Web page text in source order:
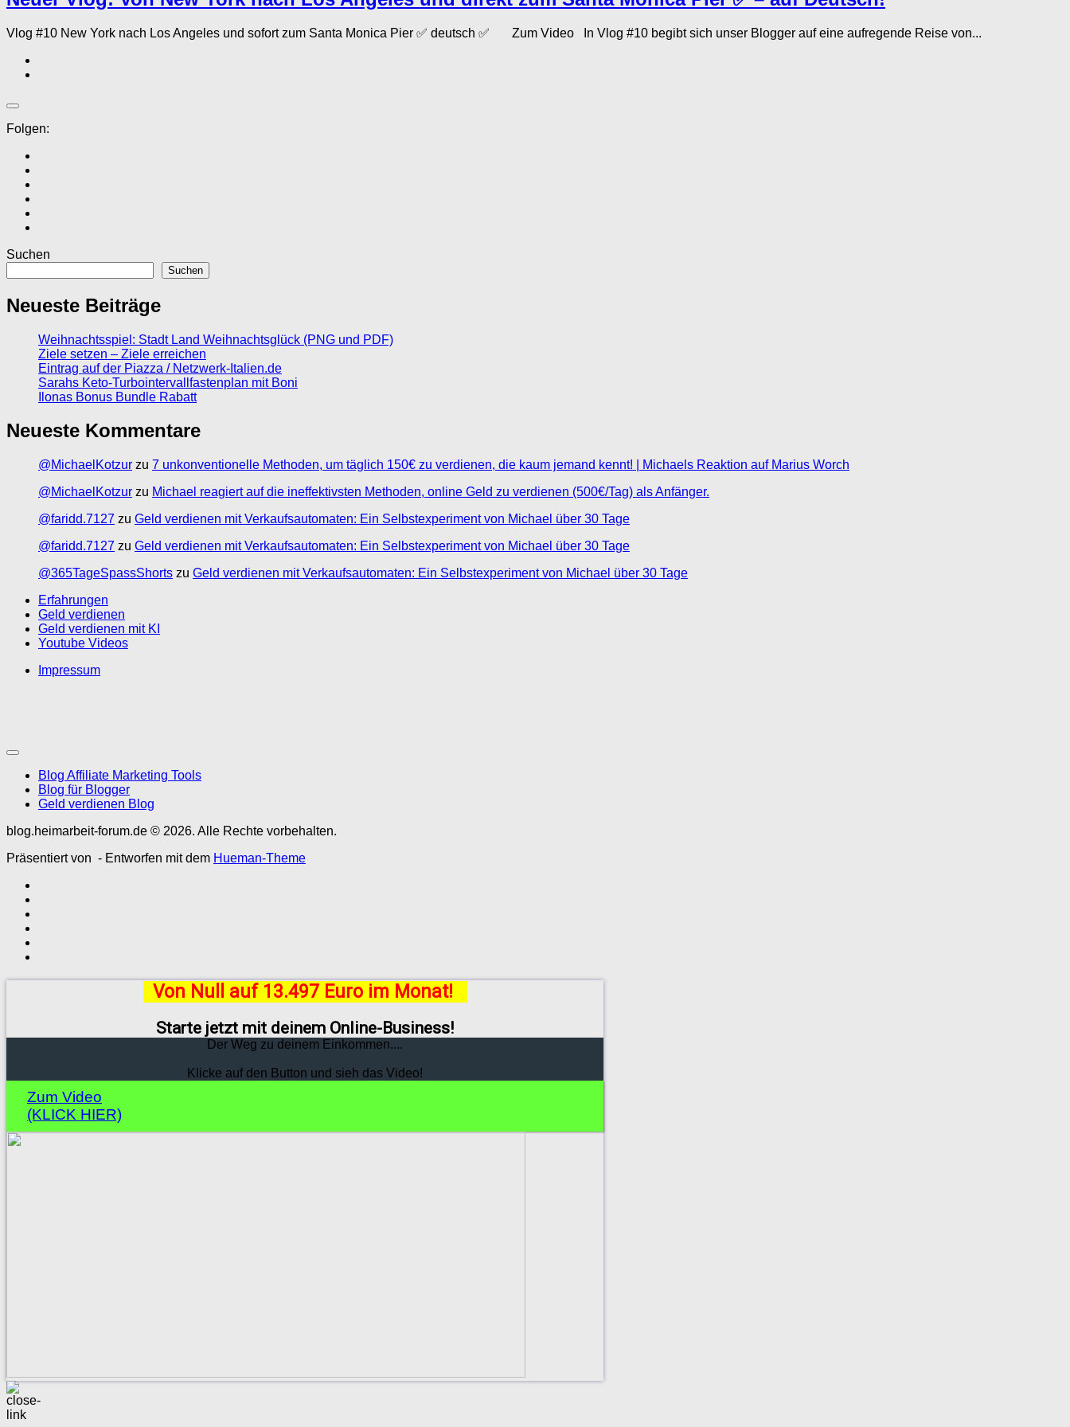
Vlog #10 New York nach Los Angeles und sofort zum Santa Monica Pier ✅ deutsch ✅ Zum Video In Vlog #10 begibt sich unser Blogger auf eine aufregende Reise von...
Folgen:
Suchen
Suchen
Neueste Beiträge
Weihnachtsspiel: Stadt Land Weihnachtsglück (PNG und PDF)
Ziele setzen – Ziele erreichen
Eintrag auf der Piazza / Netzwerk-Italien.de
Sarahs Keto-Turbointervallfastenplan mit Boni
Ilonas Bonus Bundle Rabatt
Neueste Kommentare
@MichaelKotzur zu 7 unkonventionelle Methoden, um täglich 150€ zu verdienen, die kaum jemand kennt! | Michaels Reaktion auf Marius Worch
@MichaelKotzur zu Michael reagiert auf die ineffektivsten Methoden, online Geld zu verdienen (500€/Tag) als Anfänger.
@faridd.7127 zu Geld verdienen mit Verkaufsautomaten: Ein Selbstexperiment von Michael über 30 Tage
@faridd.7127 zu Geld verdienen mit Verkaufsautomaten: Ein Selbstexperiment von Michael über 30 Tage
@365TageSpassShorts zu Geld verdienen mit Verkaufsautomaten: Ein Selbstexperiment von Michael über 30 Tage
Erfahrungen
Geld verdienen
Geld verdienen mit KI
Youtube Videos
Impressum
Blog Affiliate Marketing Tools
Blog für Blogger
Geld verdienen Blog
blog.heimarbeit-forum.de © 2026. Alle Rechte vorbehalten.
Präsentiert von - Entworfen mit dem Hueman-Theme
Von Null auf 13.497 Euro im Monat!
Starte jetzt mit deinem Online-Business!
Der Weg zu deinem Einkommen....
Klicke auf den Button und sieh das Video!
Zum Video
(KLICK HIER)